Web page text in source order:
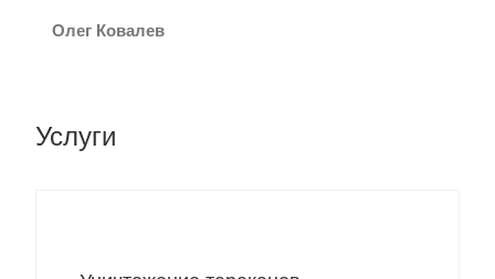
Олег Ковалев
Услуги